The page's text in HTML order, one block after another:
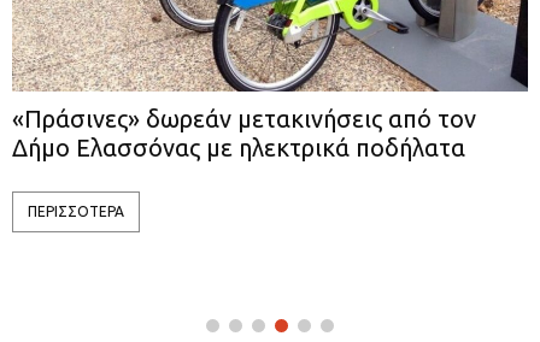
από τον
Καλοκαίρι 2022 – Πρόγραμμα
Δήμου Ελασσόνας